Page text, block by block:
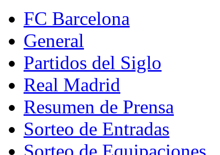
FC Barcelona
General
Partidos del Siglo
Real Madrid
Resumen de Prensa
Sorteo de Entradas